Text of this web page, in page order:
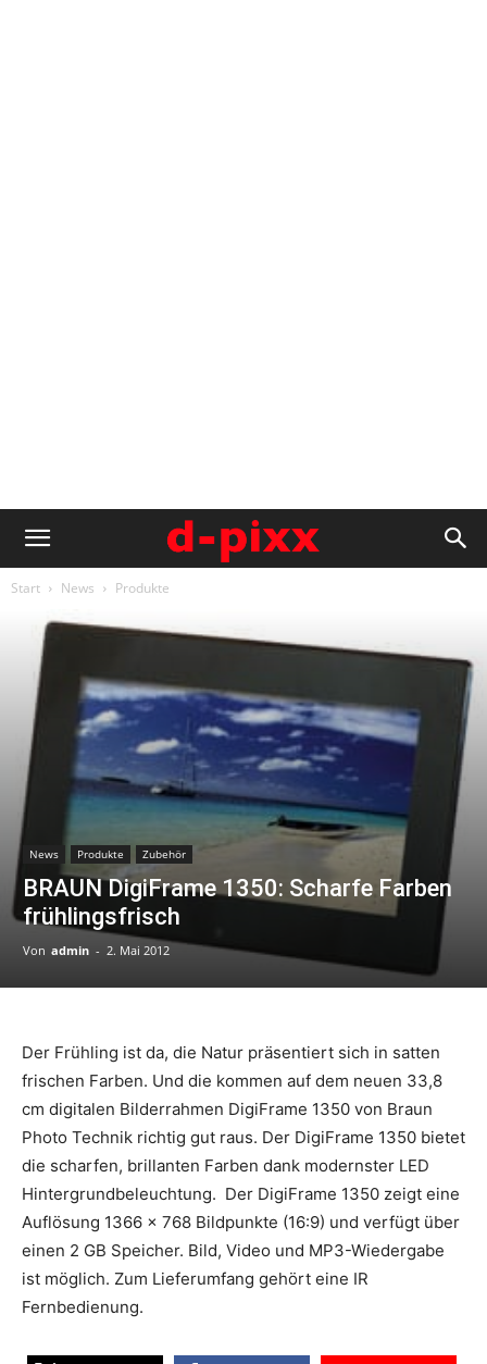
Start News Produkte
News Produkte Zubehör
BRAUN DigiFrame 1350: Scharfe Farben
frühlingsfrisch
Von admin - 2. Mai 2012
Der Frühling ist da, die Natur präsentiert sich in satten
frischen Farben. Und die kommen auf dem neuen 33,8
cm digitalen Bilderrahmen DigiFrame 1350 von Braun
Photo Technik richtig gut raus. Der DigiFrame 1350 bietet
die scharfen, brillanten Farben dank modernster LED
Hintergrundbeleuchtung. Der DigiFrame 1350 zeigt eine
Auflösung 1366 x 768 Bildpunkte (16:9) und verfügt über
einen 2 GB Speicher. Bild, Video und MP3-Wiedergabe
ist möglich. Zum Lieferumfang gehört eine IR
Fernbedienung.